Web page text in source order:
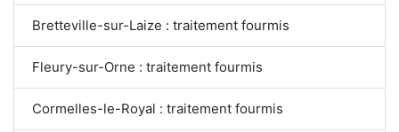
Bretteville-sur-Laize : traitement fourmis
Fleury-sur-Orne : traitement fourmis
Cormelles-le-Royal : traitement fourmis